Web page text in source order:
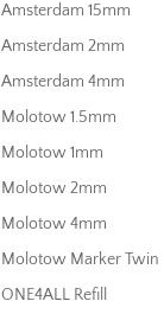
Amsterdam 15mm
Amsterdam 2mm
Amsterdam 4mm
Molotow 1.5mm
Molotow 1mm
Molotow 2mm
Molotow 4mm
Molotow Marker Twin
ONE4ALL Refill